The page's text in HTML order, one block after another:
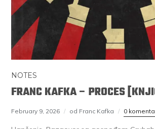
NOTES
FRANC KAFKA – PROCES
February 9, 2026 od Franc Kafka 0